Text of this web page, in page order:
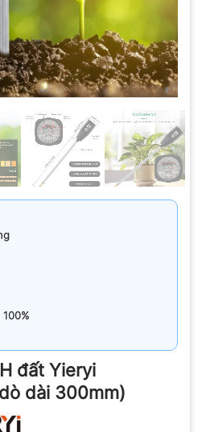
đất Yieryi
dài 300mm)